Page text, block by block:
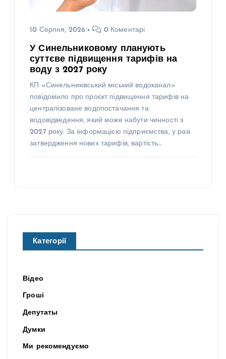
10 Серпня, 2026 0 Коментарі
У Синельниковому планують
суттєве підвищення тарифів на
воду з 2027 року
КП «Синельниківський міський водоканал»
повідомило про проєкт підвищення тарифів на
централізоване водопостачання та
водовідведення, який може набути чинності з
2027 року. За інформацією підприємства, у разі
затвердження нових тарифів, вартість…
Категорії
Відео
Гроші
Депутаты
Думки
Ми рекомендуємо